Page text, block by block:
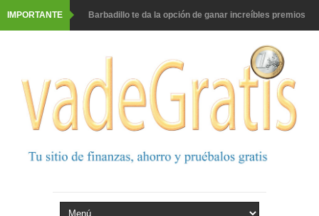
IMPORTANTE Barbadillo te da la opción de ganar increíbles premios
Prueba gratis Maison Perrier France
Gana premios Pokémon con Kellogg's
Corona te regala un velero inolvidable en velero y más
premios